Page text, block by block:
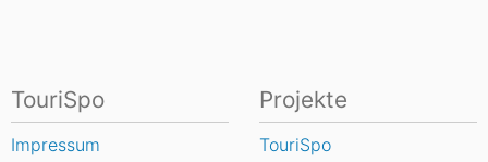
TouriSpo
Impressum
Projekte
TouriSpo